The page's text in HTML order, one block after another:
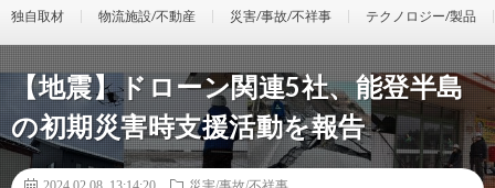
独自取材 物流施設/不動産 災害/事故/不祥事 テクノロジー/製品
【地震】ドローン関連5社、能登半島
の初期災害時支援活動を報告
2024.02.08 13:14:20
災害/事故/不祥事